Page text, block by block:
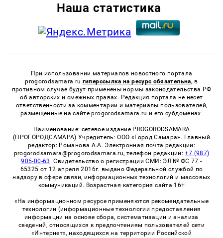
Наша статистика
При использовании материалов новостного портала
progorodsamara.ru гиперссылка на ресурс обязательна, в
противном случае будут применены нормы законодательства РФ
об авторских и смежных правах. Редакция портала не несет
ответственности за комментарии и материалы пользователей,
размещенные на сайте progorodsamara.ru и его субдоменах.
Наименование: сетевое издание PROGORODSAMARA
(ПРОГОРОДСАМАРА) Учредитель: ООО «Город Самара». Главный
редактор: Романова А.А. Электронная почта редакции:
progorodsamara@progorodsamara.ru, телефон редакции:+7 (987)
905-00-63 . Свидетельство о регистрации СМИ: ЭЛ № ФС 77 -
65325 от 12 апреля 2016г. выдано Федеральной службой по
надзору в сфере связи, информационных технологий и массовых
коммуникаций. Возрастная категория сайта 16+
«На информационном ресурсе применяются рекомендательные
технологии (информационные технологии предоставления
информации на основе сбора, систематизации и анализа
сведений, относящихся к предпочтениям пользователей сети
«Интернет», находящихся на территории Российской